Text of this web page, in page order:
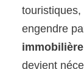
touristiques,
engendre
immobilière
devient